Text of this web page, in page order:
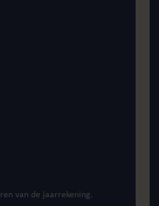
van de jaarrekening.